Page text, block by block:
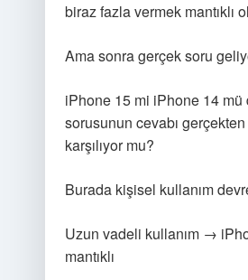
biraz fazla vermek mantıklı
Ama sonra gerçek soru
iPhone 15 mi iPhone 14 mü
sorusunun cevabı gerçekten
karşılıyor mu?
Burada kişisel kullanım
Uzun vadeli kullanım →
mantıklı